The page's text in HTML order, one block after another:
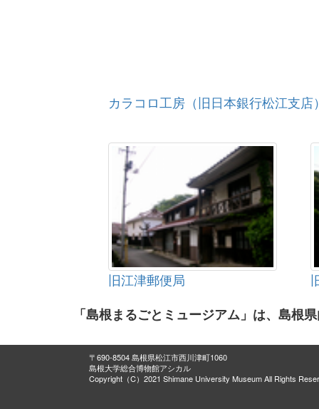
カラコロ工房（旧日本銀行松江支店
旧江津郵便局
「島根まるごとミュージアム」は、島根
〒690-8504 島根県松江市西川津町1060
島根大学総合博物館アシカル
Copyright（C）2021 Shimane University Museum All Rights